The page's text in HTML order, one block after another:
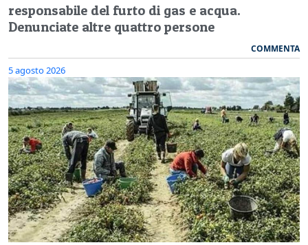
responsabile del furto di gas e acqua.
Denunciate altre quattro persone
COMMENTA
5 agosto 2026